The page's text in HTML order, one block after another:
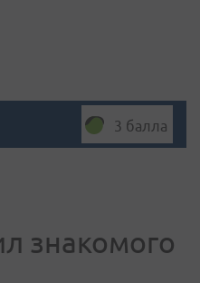
3 балла
знакомого